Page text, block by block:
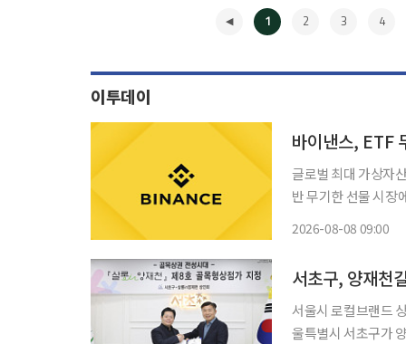
1 2 3 4
이투데이
글로벌 최대 가상자
반 무기한 선물 시장
2026-08-08 09:00
서초구, 양재천
서울시 로컬브랜드
울특별시 서초구가